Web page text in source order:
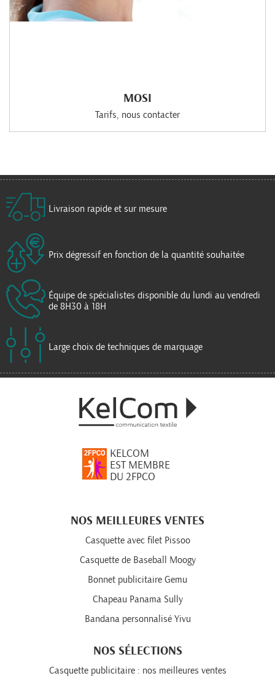
MOSI
Tarifs, nous contacter
Livraison rapide et sur mesure
Prix dégressif en fonction de la quantité souhaitée
Équipe de spécialistes disponible du lundi au vendredi
de 8H30 à 18H
Large choix de techniques de marquage
KELCOM
EST MEMBRE
DU 2FPCO
NOS MEILLEURES VENTES
Casquette avec filet Pissoo
Casquette de Baseball Moogy
Bonnet publicitaire Gemu
Chapeau Panama Sully
Bandana personnalisé Yivu
NOS SÉLECTIONS
Casquette publicitaire : nos meilleures ventes